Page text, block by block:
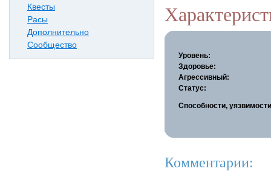
Квесты
Расы
Дополнительно
Сообщество
Уровень:
Здоровье:
Агрессивный:
Статус:
Способности,
Комментарии: